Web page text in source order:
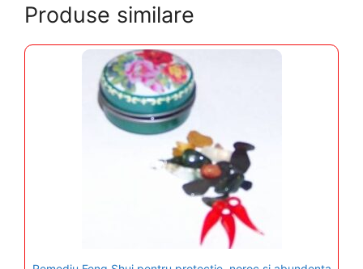
Produse similare